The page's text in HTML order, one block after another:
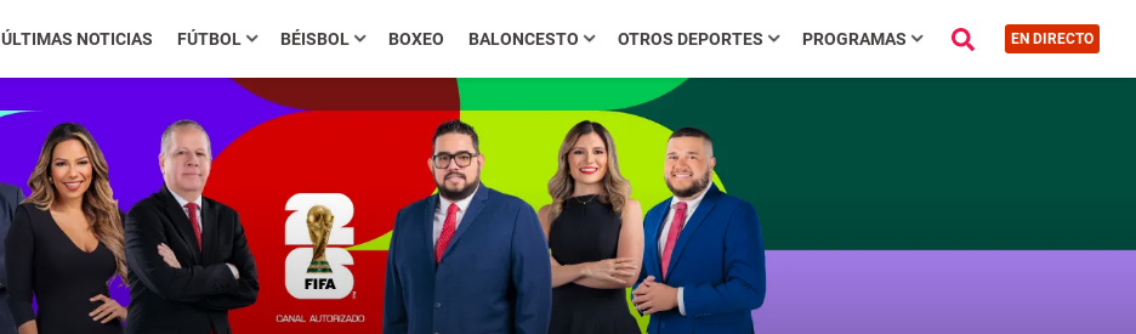
ÚLTIMAS NOTICIAS FÚTBOL BÉISBOL BOXEO BALONCESTO OTROS DEPORTES PROGRAMAS EN DIRECTO